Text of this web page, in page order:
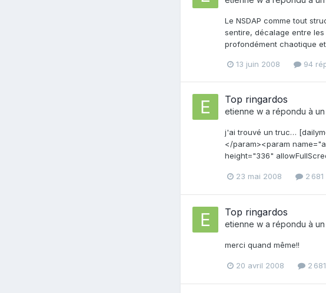
Le NSDAP comme tout
sentire, décalage entre
profondément chaotique
13 juin 2008 94
Top ringardos
etienne w a répondu à
j'ai trouvé un truc…
</param><param
height="336"
23 mai 2008 2
Top ringardos
etienne w a répondu à
merci quand même!!
20 avril 2008 2